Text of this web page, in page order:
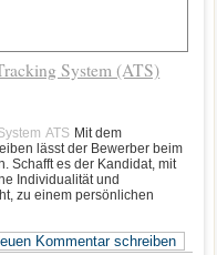
System (ATS)
ATS Mit dem
lässt der Bewerber beim
Schafft es der Kandidat, mit
Individualität und
zu einem persönlichen
Kommentar schreiben